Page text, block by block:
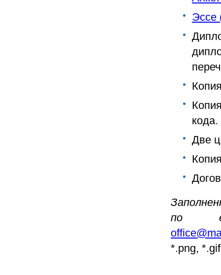
Эссе
кода.
Две
по e-
*.png,